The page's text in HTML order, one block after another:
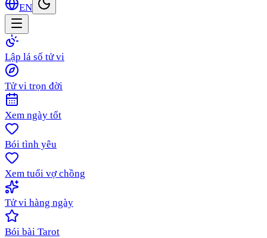
EN
Lập lá số tử vi
Tử vi trọn đời
Xem ngày tốt
Bói tình yêu
Xem tuổi vợ chồng
Tử vi hàng ngày
Bói bài Tarot